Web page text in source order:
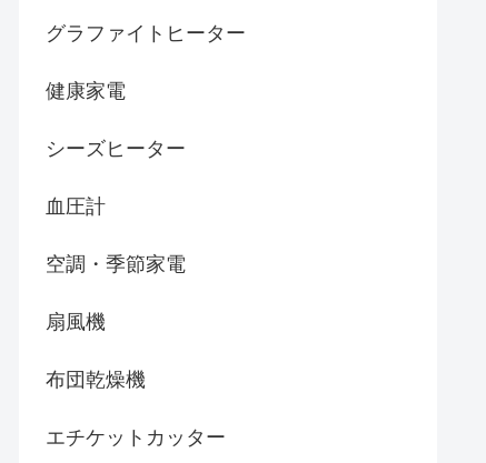
グラファイトヒーター
健康家電
シーズヒーター
血圧計
空調・季節家電
扇風機
布団乾燥機
エチケットカッター